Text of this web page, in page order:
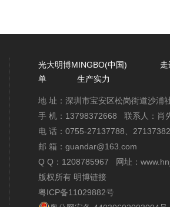
光大明博MINGBO(中国)
单
生产实力
地 址：深圳市宝安区松岗街道沙浦
手 机：13798372668 联系人：肖
电 话：0755-27137788、27137382
邮 箱：guandar@163.com
Q Q：1208785967 网址：
版权所有 明博链接
粤ICP备11029882号